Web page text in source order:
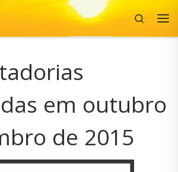
Search
em outubro
de 2015